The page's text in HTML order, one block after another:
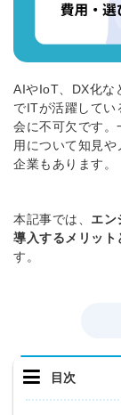
AIやIoT、DX化な
でITが活躍してい
会に不可欠です。
用について知見や
企業もあります。
本記事では、 エン
導入するメリット
す。
目次